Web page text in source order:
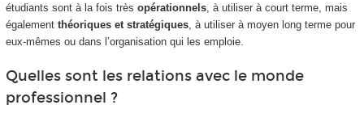
étudiants sont à la fois très opérationnels, à utiliser à court terme, mais
également théoriques et stratégiques, à utiliser à moyen long terme pour
eux-mêmes ou dans l’organisation qui les emploie.
Quelles sont les relations avec le monde
professionnel ?